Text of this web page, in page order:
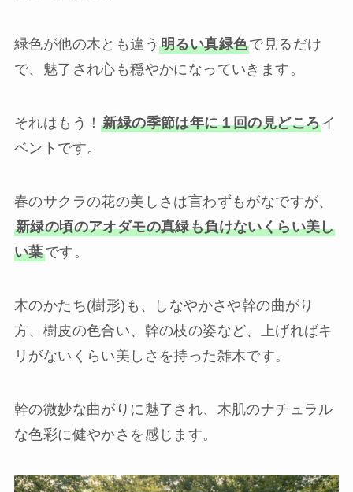
緑色が他の木とも違う 明るい真緑色で見るだけ
で、魅了され心も穏やかになっていきます。
それはもう！新緑の季節は年に１回の見どころイ
ベントです。
春のサクラの花の美しさは言わずもがなですが、
新緑の頃のアオダモの真緑も負けないくらい美し
い葉です。
木のかたち(樹形)も、しなやかさや幹の曲がり
方、樹皮の色合い、幹の枝の姿など、上げればキ
リがないくらい美しさを持った雑木です。
幹の微妙な曲がりに魅了され、木肌のナチュラル
な色彩に健やかさを感じます。